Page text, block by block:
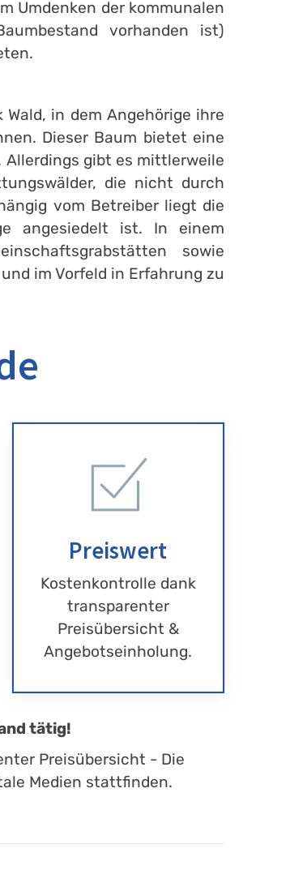
Umdenken der kommunalen
vorhanden ist)
in dem Angehörige ihre
Dieser Baum bietet eine
gibt es mittlerweile
die nicht durch
vom Betreiber liegt die
angesiedelt ist. In einem
sowie
im Vorfeld in Erfahrung zu
Preiswert
Kostenkontrolle dank
transparenter
Preisübersicht &
Angebotseinholung.
tätig!
Preisübersicht - Die
Medien stattfinden.